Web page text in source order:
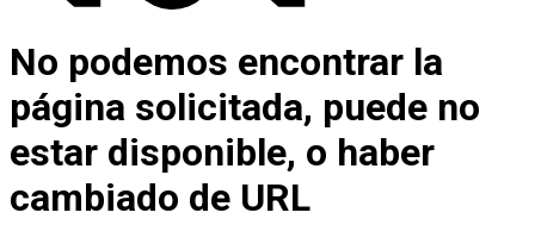
No podemos encontrar la
página solicitada, puede no
estar disponible, o haber
cambiado de URL